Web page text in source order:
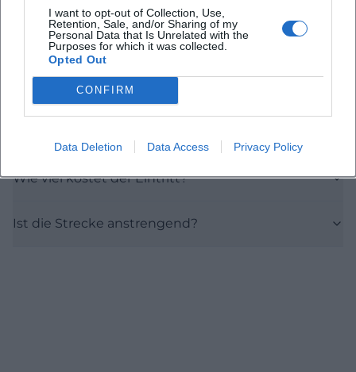
I want to opt-out of Collection, Use,
Retention, Sale, and/or Sharing of my
Personal Data that Is Unrelated with the
Purposes for which it was collected.
Opted Out
CONFIRM
Data Deletion Data Access Privacy Policy
Wo ist der Treffpunkt?
Wie lange dauert die Tour?
Wie viel kostet der Eintritt?
Ist die Strecke anstrengend?